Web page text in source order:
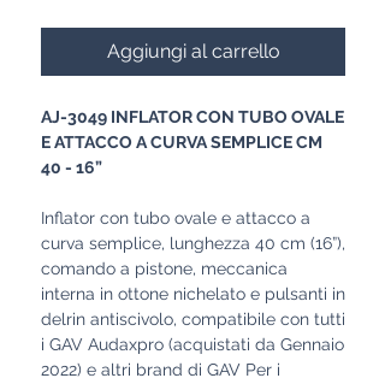
Aggiungi al carrello
AJ-3049 INFLATOR CON TUBO OVALE
E ATTACCO A CURVA SEMPLICE CM
40 - 16”
Inflator con tubo ovale e attacco a
curva semplice, lunghezza 40 cm (16”),
comando a pistone, meccanica
interna in ottone nichelato e pulsanti in
delrin antiscivolo, compatibile con tutti
i GAV Audaxpro (acquistati da Gennaio
2022) e altri brand di GAV Per i